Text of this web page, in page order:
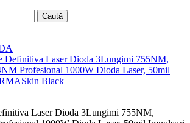
Caută
Definitiva Laser Dioda 3Lungimi 755NM,
Profesional 1000W Dioda Laser, 50mil
Black